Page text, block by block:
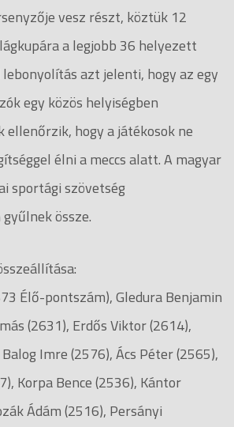
vesz részt, köztük 12
a legjobb 36 helyezett
azt jelenti, hogy az egy
egy közös helyiségben
ellenőrzik, hogy a játékosok ne
élni a meccs alatt. A magyar
sportági szövetség
össze.
Élő-pontszám), Gledura Benjamin
(2631), Erdős Viktor (2614),
Imre (2576), Ács Péter (2565),
Korpa Bence (2536), Kántor
Ádám (2516), Persányi